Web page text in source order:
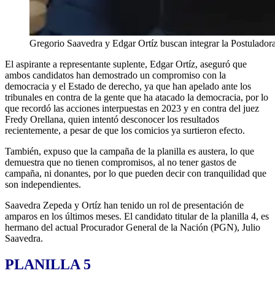
Gregorio Saavedra y Edgar Ortíz buscan integrar la
El aspirante a representante suplente, Edgar Ortíz, aseguró que
ambos candidatos han demostrado un compromiso con la
democracia y el Estado de derecho, ya que han apelado ante los
tribunales en contra de la gente que ha atacado la democracia, por lo
que recordó las acciones interpuestas en 2023 y en contra del juez
Fredy Orellana, quien intentó desconocer los resultados
recientemente, a pesar de que los comicios ya surtieron efecto.
También, expuso que la campaña de la planilla es austera, lo que
demuestra que no tienen compromisos, al no tener gastos de
campaña, ni donantes, por lo que pueden decir con tranquilidad que
son independientes.
Saavedra Zepeda y Ortíz han tenido un rol de presentación de
amparos en los últimos meses. El candidato titular de la planilla 4, es
hermano del actual Procurador General de la Nación (PGN), Julio
Saavedra.
PLANILLA 5